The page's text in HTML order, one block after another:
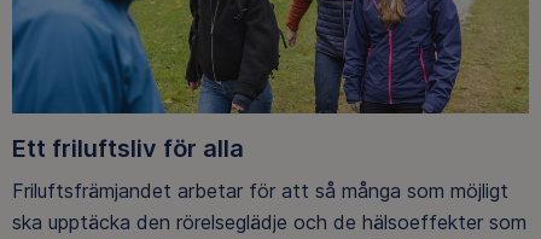
Ett friluftsliv för alla
Friluftsfrämjandet arbetar för att så många som möjligt
ska upptäcka den rörelseglädje och de hälsoeffekter som